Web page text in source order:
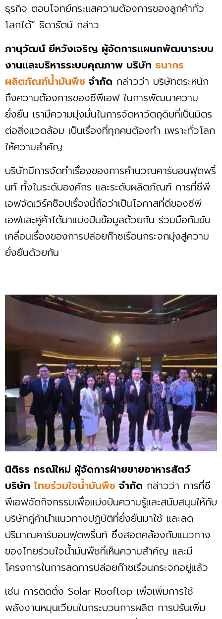
ธุรกิจ ตอบโจทย์กระแสความต้องการของลูกค้าทั่ว
โลกได้” ธิดารัตน์ กล่าว
ภานุวัฒน์ ยีหวังเจริญ ผู้จัดการแผนกพัฒนาระบบ
งานและบริหารระบบคุณภาพ บริษัท ธนากร
ผลิตภัณฑ์น้ำมันพืช จำกัด กล่าวว่า บริษัทตระหนัก
ถึงความต้องการของซีพีเอฟ ในการพัฒนาความ
ยั่งยืน เรามีความมุ่งมั่นในการจัดหาวัตถุดิบที่เป็นมิตร
ต่อสิ่งแวดล้อม เป็นเรื่องที่ทุกคนต้องทำ เพราะทั่วโลก
ให้ความสำคัญ
บริษัทมีการจัดทำเรื่องของการคำนวณคาร์บอนฟุตพริ้
นท์ ทั้งในระดับองค์กร และระดับผลิตภัณฑ์ การที่ซีพี
เอฟจัดเวิร์คช็อปเรื่องนี้ถือว่าเป็นโอกาสที่ดีของซีพี
เอฟและคู่ค้าได้มาแบ่งปันข้อมูลด้วยกัน ร่วมมือกันขับ
เคลื่อนเรื่องของการปล่อยก๊าซเรือนกระจกมุ่งสู่ความ
ยั่งยืนด้วยกัน
นิติธร กรณ์ใหม่ ผู้จัดการฝ่ายขายอาหารสัตว์
บริษัท ไทยร่วมใจน้ำมันพืช จำกัด กล่าวว่า การที่ซี
พีเอฟจัดกิจกรรมเพื่อแบ่งปันความรู้และสนับสนุนให้กับ
บริษัทคู่ค้านำแนวทางปฏิบัติที่ยั่งยืนมาใช้ และลด
ปริมาณคาร์บอนฟุตพริ้นท์ ซึ่งสอดคล้องกับแนวทาง
ของไทยร่วมใจน้ำมันพืชที่เห็นความสำคัญ และมี
โครงการในการลดการปล่อยก๊าซเรือนกระจกอยู่แล้ว
เช่น การติดตั้ง Solar Rooftop เพื่อเพิ่มการใช้
พลังงานหมุนเวียนในกระบวนการผลิต การปรับเพิ่ม